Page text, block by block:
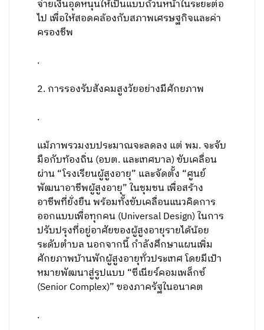
จ่ายเงินอุดหนุนให้เป็นแบบถ้วนหน้าในระยะต่อ
ไป เพื่อให้สอดคล้องกับสภาพเศรษฐกิจและค่า
ครองชีพ
.
2. การรองรับสังคมสูงวัยอย่างมีศักยภาพ
.
แม้ภาพรวมงบประมาณจะลดลง แต่ พม. จะจับ
มือกับท้องถิ่น (อบต. และเทศบาล) ขับเคลื่อน
ผ่าน “โรงเรียนผู้สูงอายุ” และจัดตั้ง “ศูนย์
พัฒนาอาชีพผู้สูงอายุ” ในชุมชน เพื่อสร้าง
อาชีพที่ยั่งยืน พร้อมทั้งขับเคลื่อนแนวคิดการ
ออกแบบเพื่อทุกคน (Universal Design) ในการ
ปรับปรุงที่อยู่อาศัยของผู้สูงอายุรายได้น้อย
ระดับตำบล นอกจากนี้ กำลังศึกษาแผนเพิ่ม
ศักยภาพบ้านพักผู้สูงอายุทั่วประเทศ โดยมีเป้า
หมายพัฒนาสู่รูปแบบ “ซีเนียร์คอมเพล็กซ์
(Senior Complex)” ของภาครัฐในอนาคต
.